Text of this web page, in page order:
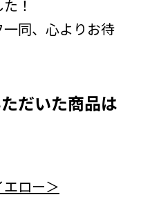
！
同、心よりお待
だいた商品は
ロー＞